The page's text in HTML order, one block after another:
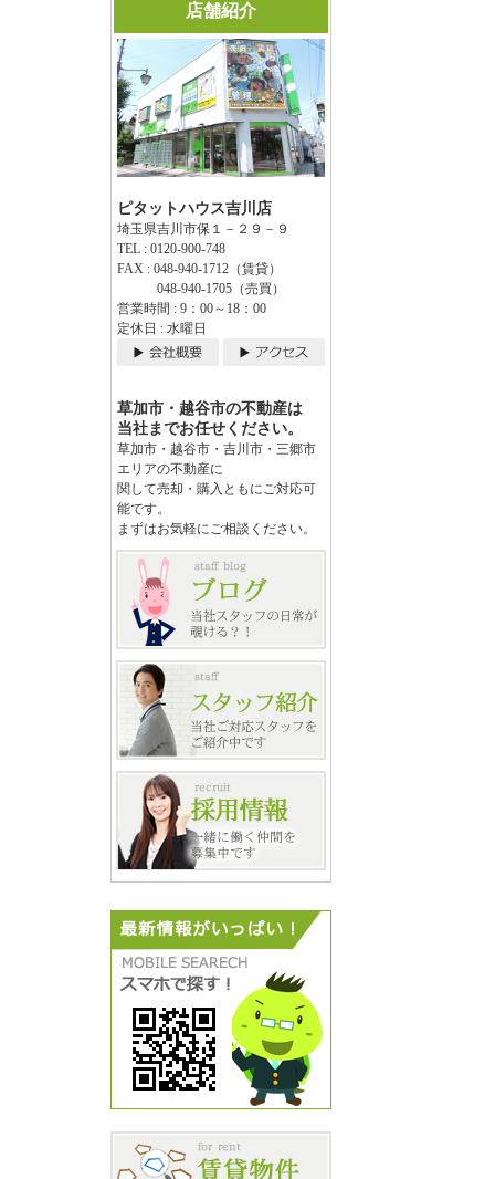
店舗紹介
ピタットハウス吉川店
埼玉県吉川市保１－２９－９
TEL : 0120-900-748
FAX : 048-940-1712（賃貸）
048-940-1705（売買）
営業時間 : 9：00～18：00
定休日 : 水曜日
草加市・越谷市の不動産は
当社までお任せください。
草加市・越谷市・吉川市・三郷市
エリアの不動産に
関して売却・購入ともにご対応可
能です。
まずはお気軽にご相談ください。